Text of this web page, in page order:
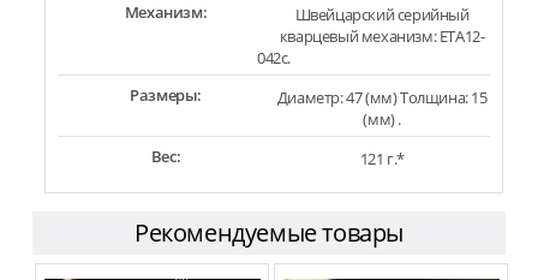
Механизм:
Швейцарский серийный
кварцевый механизм: ETA12-
042c.
Размеры:
Диаметр: 47 (мм) Толщина: 15
(мм) .
Вес:
121 г.*
Рекомендуемые товары